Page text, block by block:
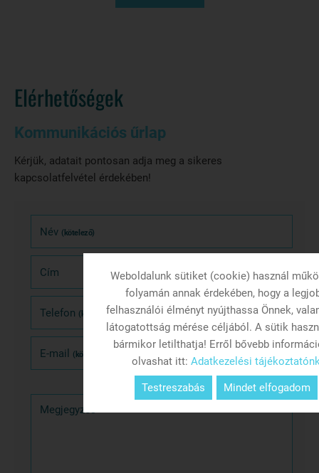
Elérhetőségek
Kommunikációs űrlap
Kérjük, adatait pontosan adja meg a sikeres
kapcsolatfelvétel érdekében!
Név (kötelező)
Cím
Telefon (kötelező)
E-mail (kötelező)
Megjegyzés
Mindet elfogadom
Testreszabás
Weboldalunk sütiket (cookie) használ
folyamán annak érdekében, hogy a
felhasználói élményt nyújthassa Önnek,
látogatottság mérése céljából. A sütik
bármikor letilthatja! Erről bővebb
olvashat itt: Adatkezelési